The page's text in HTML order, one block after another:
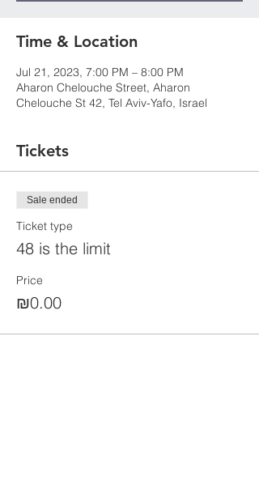
Time & Location
Jul 21, 2023, 7:00 PM – 8:00 PM
Aharon Chelouche Street, Aharon
Chelouche St 42, Tel Aviv-Yafo, Israel
Tickets
Sale ended
Ticket type
48 is the limit
Price
₪0.00